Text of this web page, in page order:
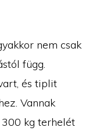
nem csak
függ.
és tiplit
Vannak
kg terhelét